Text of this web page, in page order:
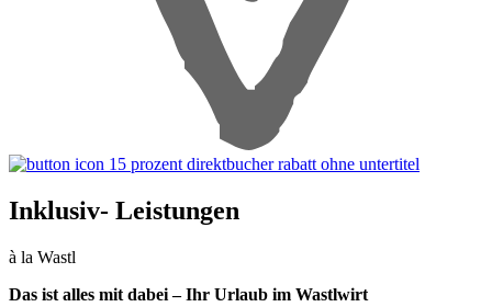
Inklusiv- Leistungen
à la Wastl
Das ist alles mit dabei – Ihr Urlaub im Wastlwirt